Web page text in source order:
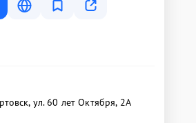
ул. 60 лет Октября, 2А